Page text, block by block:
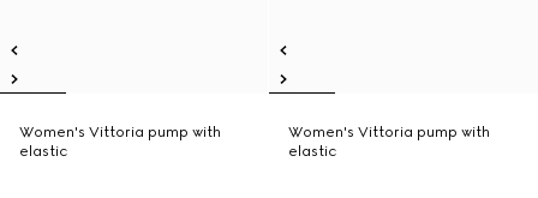
Women's Vittoria pump with
elastic
Women's Vittoria pump with
elastic